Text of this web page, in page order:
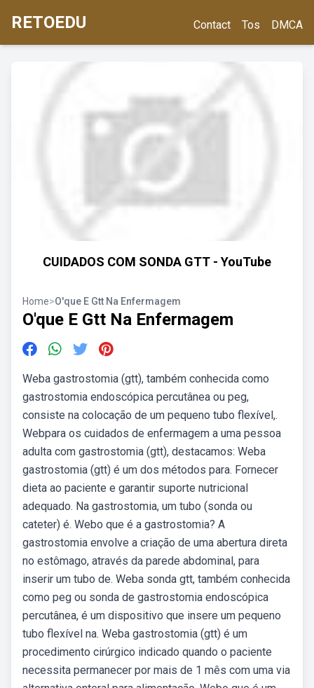
RETOEDU Contact Tos DMCA
CUIDADOS COM SONDA GTT - YouTube
Home>O'que E Gtt Na Enfermagem
O'que E Gtt Na Enfermagem
Weba gastrostomia (gtt), também conhecida como
gastrostomia endoscópica percutânea ou peg,
consiste na colocação de um pequeno tubo flexível,.
Webpara os cuidados de enfermagem a uma pessoa
adulta com gastrostomia (gtt), destacamos: Weba
gastrostomia (gtt) é um dos métodos para. Fornecer
dieta ao paciente e garantir suporte nutricional
adequado. Na gastrostomia, um tubo (sonda ou
cateter) é. Webo que é a gastrostomia? A
gastrostomia envolve a criação de uma abertura direta
no estômago, através da parede abdominal, para
inserir um tubo de. Weba sonda gtt, também conhecida
como peg ou sonda de gastrostomia endoscópica
percutânea, é um dispositivo que insere um pequeno
tubo flexível na. Weba gastrostomia (gtt) é um
procedimento cirúrgico indicado quando o paciente
necessita permanecer por mais de 1 mês com uma via